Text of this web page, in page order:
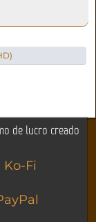
de lucro creado
Fi